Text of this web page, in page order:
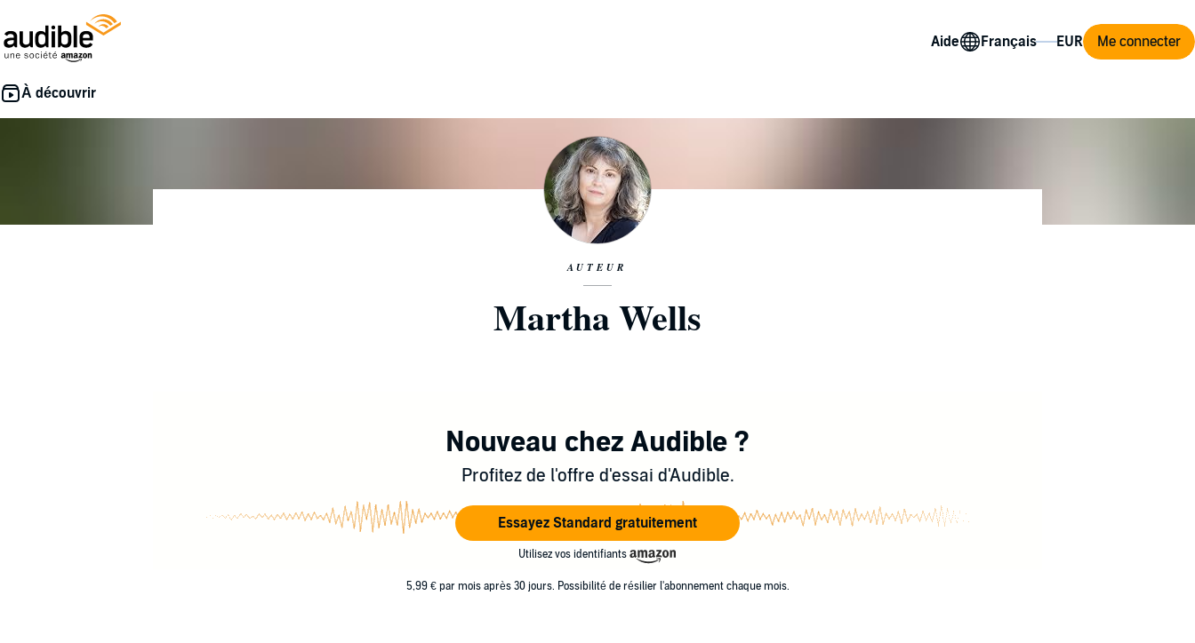
Aide Me connecter
AUTEUR
Martha Wells
Nouveau chez Audible ?
Profitez de l'offre d'essai d'Audible.
Essayez Standard gratuitement
Utilisez vos identifiants
5,99 € par mois après 30 jours. Possibilité de résilier l'abonnement chaque mois.